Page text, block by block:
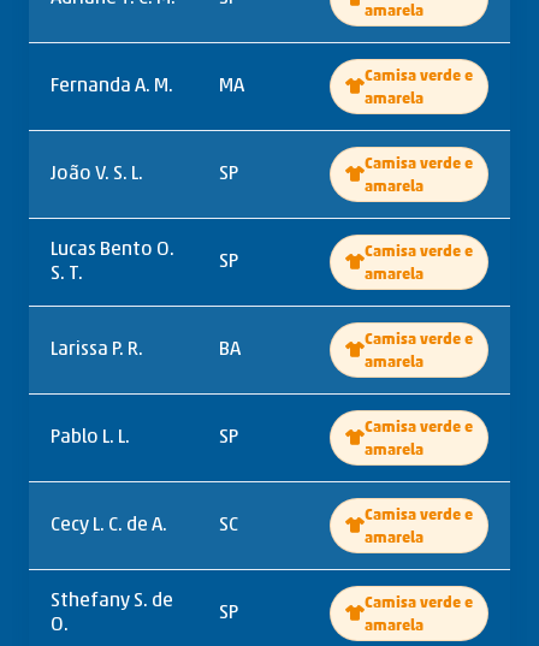
amarela
Fernanda A. M. MA
Camisa verde e
amarela
João V. S. L. SP
Camisa verde e
amarela
Lucas Bento O.
S. T.
SP
Camisa verde e
amarela
Larissa P. R. BA
Camisa verde e
amarela
Pablo L. L. SP
Camisa verde e
amarela
Cecy L. C. de A. SC
Camisa verde e
amarela
Sthefany S. de
O.
SP
Camisa verde e
amarela